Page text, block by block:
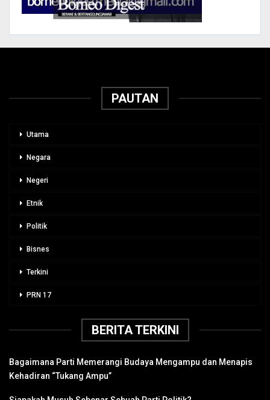
PAUTAN
Utama
Negara
Negeri
Etnik
Politik
Bisnes
Terkini
PRN 17
BERITA TERKINI
Bagaimana Parti Memerangi Budaya Mengampu dan Menapis
Kehadiran “Tukang Ampu”